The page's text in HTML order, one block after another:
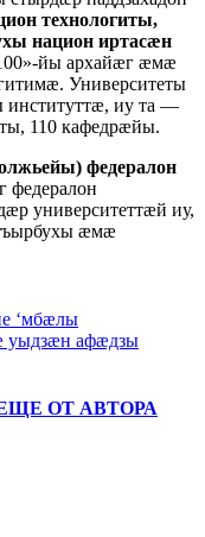
технологиты,
национ иртасæн
йы архайæг æмæ
Университеты
институттæ, иу та —
110 кафедрæйы.
федералон
федералон
университеттæй иу,
æмæ
‘мбæлы
уыдзæн афæдзы
ОТ АВТОРА